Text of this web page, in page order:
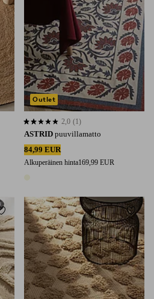
ASTRID puuvillamatto
84,99 EUR
Alkuperäinen hinta169,99 EUR
2,0 perustuen 1 arvosanaan
2,0 (1)
Outlet
Lisää suosikkeihin Lisää
160X230200X300